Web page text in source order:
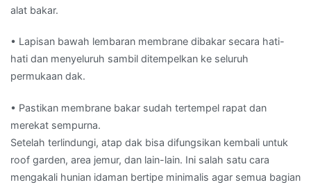
alat bakar.
• Lapisan bawah lembaran membrane dibakar secara hati-
hati dan menyeluruh sambil ditempelkan ke seluruh
permukaan dak.
• Pastikan membrane bakar sudah tertempel rapat dan
merekat sempurna.
Setelah terlindungi, atap dak bisa difungsikan kembali untuk
roof garden, area jemur, dan lain-lain. Ini salah satu cara
mengakali hunian idaman bertipe minimalis agar semua bagian